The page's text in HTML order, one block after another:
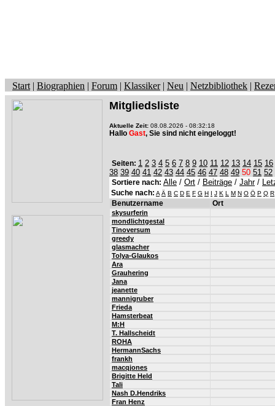
Start | Biographien | Forum | Klassiker| Neu | Netzbibliothek |
Mitgliedsliste
Aktuelle Zeit: 08.08.2026 - 08:32:18
Hallo Gast, Sie sind nicht eingeloggt!
Seiten: 1 2 3 4 5 6 7 8 9 10 11 12 13 14 15 16
38 39 40 41 42 43 44 45 46 47 48 49 50 51 52
Sortiere nach: Alle / Ort / Beiträge / Jahr/
Suche nach: A Ä B C D E F G H I J K L M N O Ö P Q R
Benutzername Ort
skysurferin
mondlichtgestal
Tinoversum
greedy
glasmacher
Tolya-Glaukos
Ara
Grauhering
Jana
jeanette
mannigruber
Frieda
Hamsterbeat
M:H
T. Hallscheidt
ROHA
HermannSachs
frankh
macqjones
Brigitte Held
Tali
Nash D.Hendriks
Fran Henz